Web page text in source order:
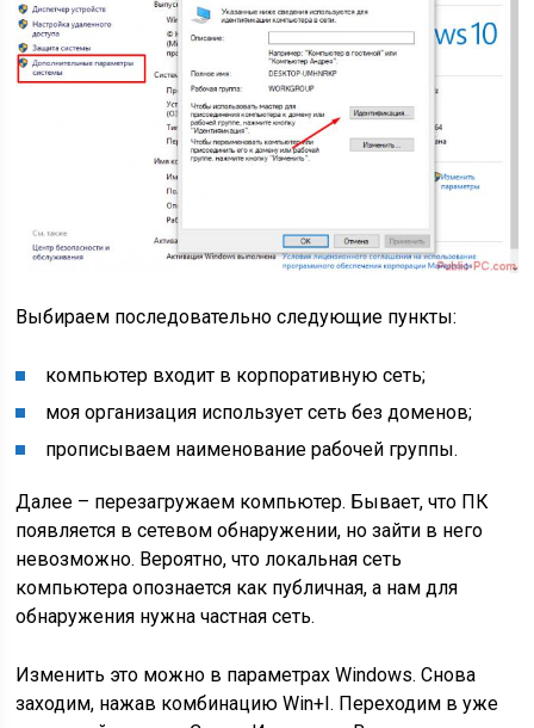
Выбираем последовательно следующие пункты:
компьютер входит в корпоративную сеть;
моя организация использует сеть без доменов;
прописываем наименование рабочей группы.
Далее – перезагружаем компьютер. Бывает, что ПК
появляется в сетевом обнаружении, но зайти в него
невозможно. Вероятно, что локальная сеть
компьютера опознается как публичная, а нам для
обнаружения нужна частная сеть.
Изменить это можно в параметрах Windows. Снова
заходим, нажав комбинацию Win+I. Переходим в уже